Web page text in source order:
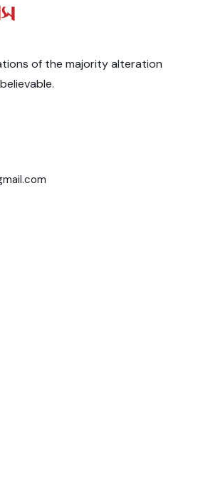
of the majority alteration